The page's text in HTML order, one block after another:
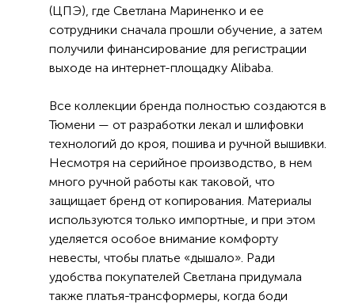
(ЦПЭ), где Светлана Мариненко и ее
сотрудники сначала прошли обучение, а затем
получили финансирование для регистрации
выходе на интернет-площадку Alibaba.
Все коллекции бренда полностью создаются в
Тюмени — от разработки лекал и шлифовки
технологий до кроя, пошива и ручной вышивки.
Несмотря на серийное производство, в нем
много ручной работы как таковой, что
защищает бренд от копирования. Материалы
используются только импортные, и при этом
уделяется особое внимание комфорту
невесты, чтобы платье «дышало». Ради
удобства покупателей Светлана придумала
также платья-трансформеры, когда боди